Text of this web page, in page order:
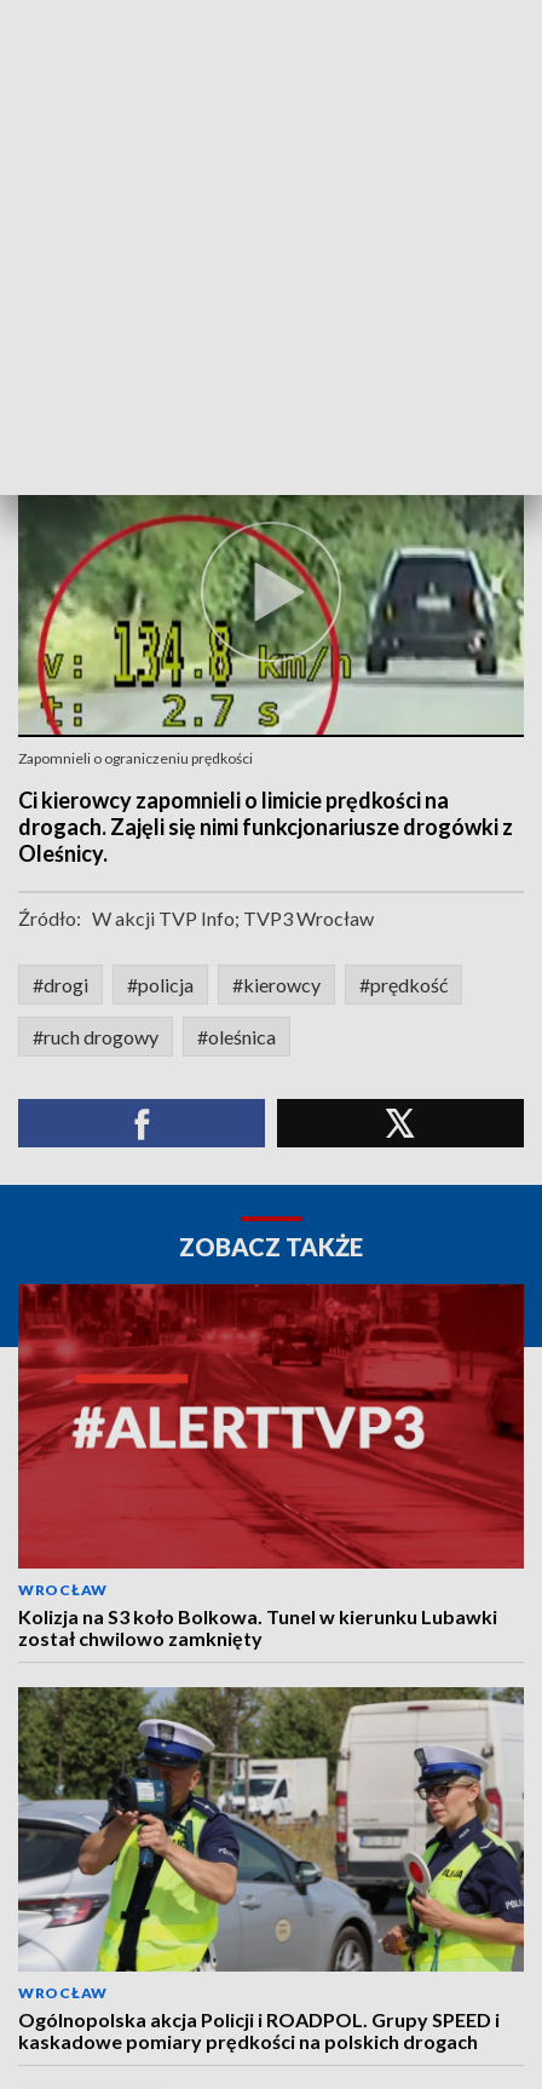
Zapomnieli o ograniczeniu prędkości
Ci kierowcy zapomnieli o limicie prędkości na
drogach. Zajęli się nimi funkcjonariusze drogówki z
Oleśnicy.
Źródło: W akcji TVP Info; TVP3 Wrocław
#drogi #policja #kierowcy #prędkość
#ruch drogowy #oleśnica
ZOBACZ TAKŻE
WROCŁAW
Kolizja na S3 koło Bolkowa. Tunel w kierunku Lubawki
został chwilowo zamknięty
WROCŁAW
Ogólnopolska akcja Policji i ROADPOL. Grupy SPEED i
kaskadowe pomiary prędkości na polskich drogach